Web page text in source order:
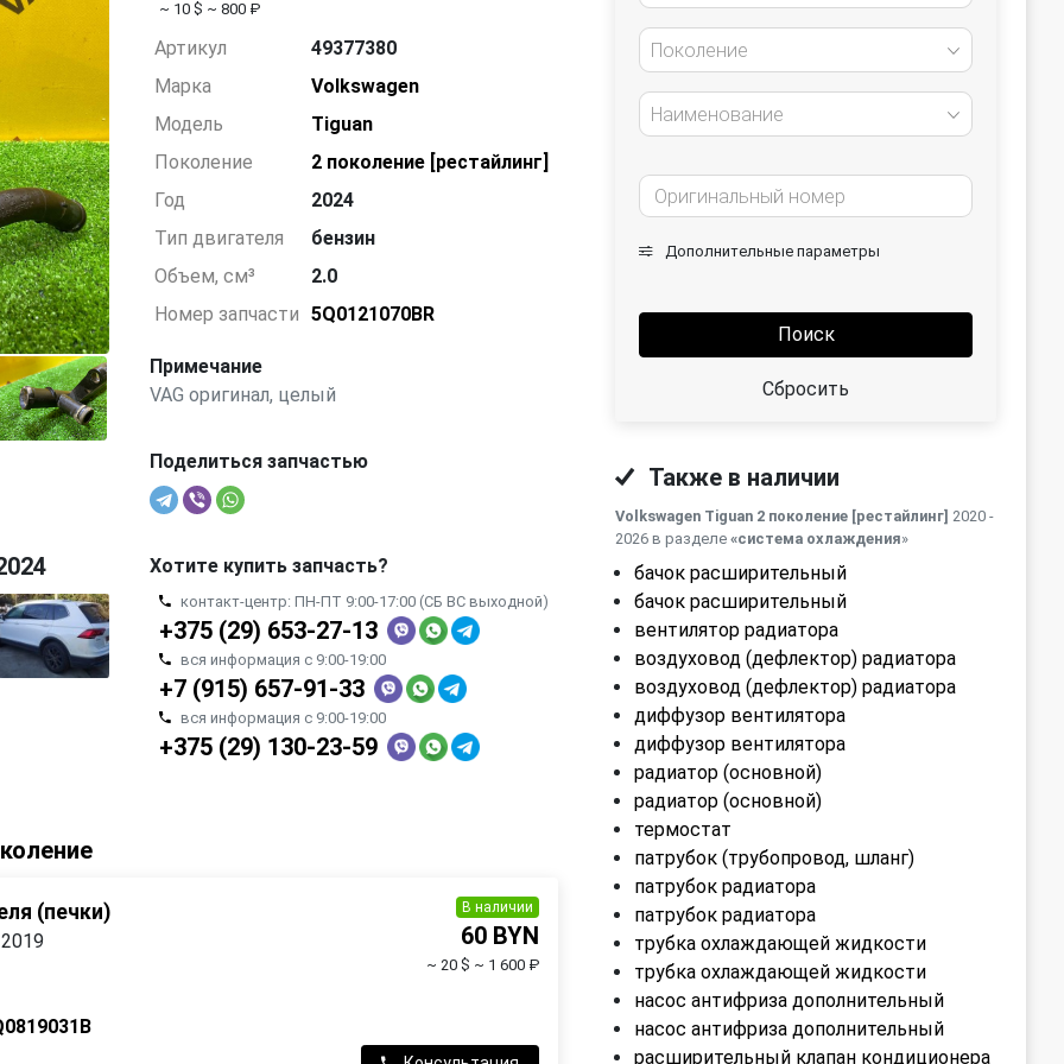
~ 10 $ ~ 800 ₽
Артикул
49377380
Марка
Volkswagen
Модель
Tiguan
Поколение
2 поколение [рестайлинг]
Год
2024
Тип двигателя
бензин
Объем, см³
2.0
Номер запчасти 5Q0121070BR
Примечание
VAG оригинал, целый
Поделиться запчастью
Хотите купить запчасть?
контакт-центр: ПН-ПТ 9:00-17:00 (СБ ВС выходной)
+375 (29) 653-27-13
вся информация с 9:00-19:00
+7 (915) 657-91-33
вся информация с 9:00-19:00
+375 (29) 130-23-59
(печки) В наличии
60 BYN
~ 20 $ ~ 1 600 ₽
Поколение
Наименование
Дополнительные параметры
Поиск
Сбросить
Также в наличии
Volkswagen Tiguan 2 поколение [рестайлинг] 2020 -
2026 в разделе «система охлаждения»
бачок расширительный
бачок расширительный
вентилятор радиатора
воздуховод (дефлектор) радиатора
воздуховод (дефлектор) радиатора
диффузор вентилятора
диффузор вентилятора
радиатор (основной)
радиатор (основной)
термостат
патрубок (трубопровод, шланг)
патрубок радиатора
патрубок радиатора
трубка охлаждающей жидкости
трубка охлаждающей жидкости
насос антифриза дополнительный
насос антифриза дополнительный
расширительный клапан кондиционера